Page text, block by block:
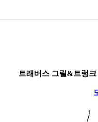
트래버스 그릴&트렁